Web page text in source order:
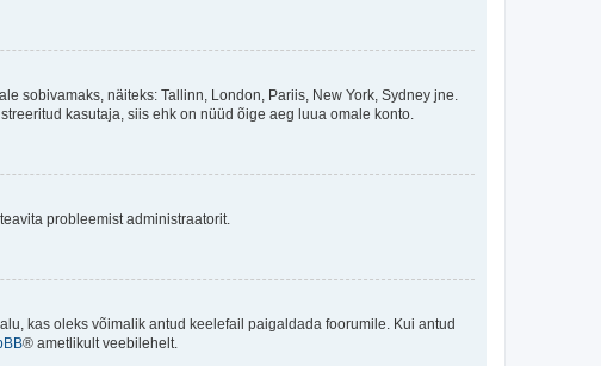
sobivamaks, näiteks: Tallinn, London, Pariis, New York, Sydney jne.
kasutaja, siis ehk on nüüd õige aeg luua omale konto.
probleemist administraatorit.
kas oleks võimalik antud keelefail paigaldada foorumile. Kui antud
® ametlikult veebilehelt.